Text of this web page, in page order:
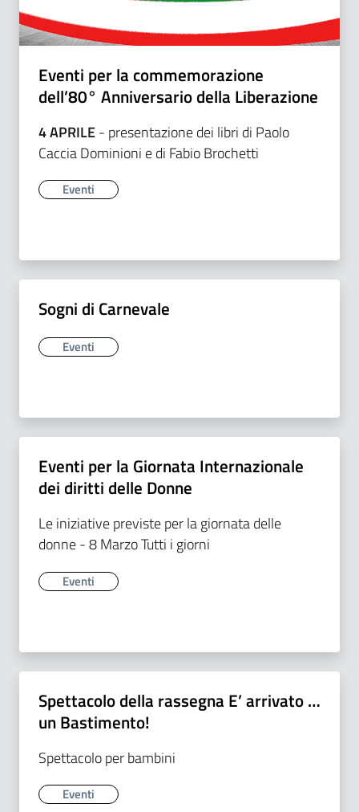
Eventi per la commemorazione
dell’80° Anniversario della Liberazione
4 APRILE- presentazione dei libri di Paolo
Caccia Dominioni e di Fabio Brochetti
Eventi
Sogni di Carnevale
Eventi
Eventi per la Giornata Internazionale
dei diritti delle Donne
Le iniziative previste per la giornata delle
donne - 8 Marzo Tutti i giorni
Eventi
Spettacolo della rassegna E’ arrivato …
un Bastimento!
Spettacolo per bambini
Eventi